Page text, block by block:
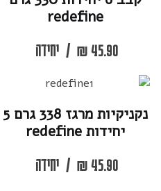
redefine
₪45.90
/ יחידה
נקניקיות מרגז 338 גרם 5
יחידות redefine
₪45.90
/ יחידה